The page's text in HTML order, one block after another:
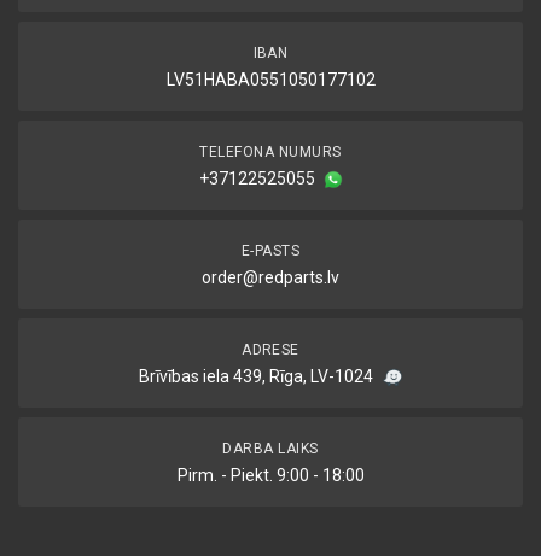
IBAN
LV51HABA0551050177102
TELEFONA NUMURS
+37122525055
E-PASTS
order@redparts.lv
ADRESE
Brīvības iela 439, Rīga, LV-1024
DARBA LAIKS
Pirm. - Piekt. 9:00 - 18:00